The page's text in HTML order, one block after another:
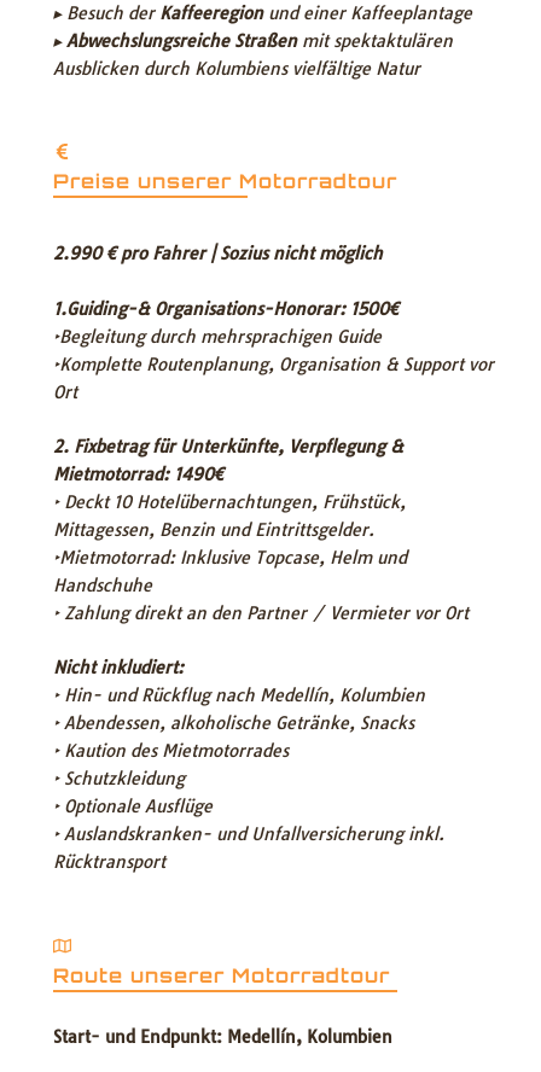
▸ Besuch der Kaffeeregionund einer Kaffeeplantage
▸Abwechslungsreiche Straßenmit spektaktulären
Ausblicken durch Kolumbiens vielfältige Natur
Preise unserer Motorradtour
2.990 € pro Fahrer | Sozius nicht möglich
1.Guiding-& Organisations-Honorar: 1500€
‣Begleitung durch mehrsprachigen Guide
‣Komplette Routenplanung, Organisation & Support vor
Ort
2. Fixbetrag für Unterkünfte, Verpflegung &
Mietmotorrad: 1490€
‣ Deckt 10 Hotelübernachtungen, Frühstück,
Mittagessen, Benzin und Eintrittsgelder.
‣Mietmotorrad: Inklusive Topcase, Helm und
Handschuhe
‣ Zahlung direkt an den Partner / Vermieter vor Ort
Nicht inkludiert:
‣ Hin- und Rückflug nach Medellín, Kolumbien
‣ Abendessen, alkoholische Getränke, Snacks
‣ Kaution des Mietmotorrades
‣ Schutzkleidung
‣ Optionale Ausflüge
‣ Auslandskranken- und Unfallversicherung inkl.
Rücktransport
Route unserer Motorradtour
Start- und Endpunkt: Medellín, Kolumbien